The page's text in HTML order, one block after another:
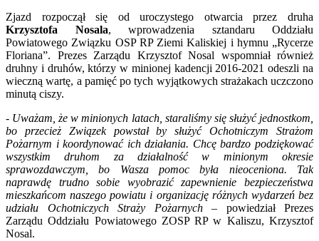
Zjazd rozpoczął się od uroczystego otwarcia przez druha
Krzysztofa Nosala, wprowadzenia sztandaru Oddziału
Powiatowego Związku OSP RP Ziemi Kaliskiej i hymnu „Rycerze
Floriana”. Prezes Zarządu Krzysztof Nosal wspomniał również
druhny i druhów, którzy w minionej kadencji 2016-2021 odeszli na
wieczną wartę, a pamięć po tych wyjątkowych strażakach uczczono
minutą ciszy.
- Uważam, że w minionych latach, staraliśmy się służyć jednostkom,
bo przecież Związek powstał by służyć Ochotniczym Strażom
Pożarnym i koordynować ich działania. Chcę bardzo podziękować
wszystkim druhom za działalność w minionym okresie
sprawozdawczym, bo Wasza pomoc była nieoceniona. Tak
naprawdę trudno sobie wyobrazić zapewnienie bezpieczeństwa
mieszkańcom naszego powiatu i organizację różnych wydarzeń bez
udziału Ochotniczych Straży Pożarnych– powiedział Prezes
Zarządu Oddziału Powiatowego ZOSP RP w Kaliszu, Krzysztof
Nosal.